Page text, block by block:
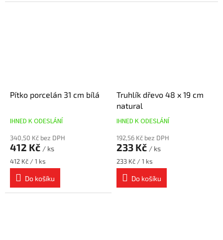
Pítko porcelán 31 cm bílá
IHNED K ODESLÁNÍ
340,50 Kč bez DPH
412 Kč / ks
Měrná
cena:
412 Kč / 1 ks
Do košíku
Truhlík dřevo 48 x 19 cm
natural
IHNED K ODESLÁNÍ
192,56 Kč bez DPH
233 Kč / ks
Měrná
cena:
233 Kč / 1 ks
Do košíku